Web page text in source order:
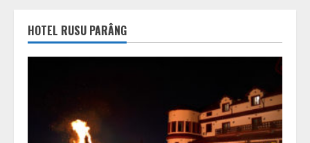
HOTEL RUSU PARÂNG